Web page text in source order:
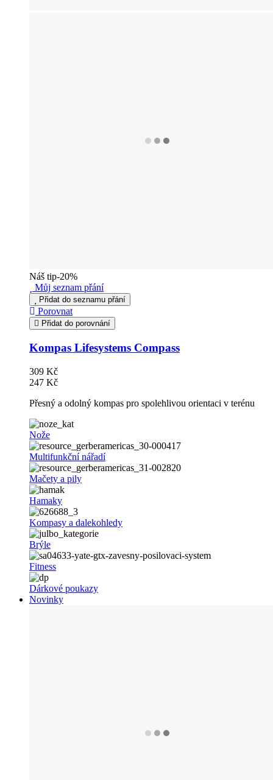
Náš tip-20%
Můj seznam přání
Přidat do seznamu přání
Porovnat
Přidat do porovnání
Kompas Lifesystems Compass
309 Kč
247 Kč
Přesný a odolný kompas pro spolehlivou orientaci v terénu
Nože
Multifunkční nářadí
Mačety a pily
Hamaky
Kompasy a dalekohledy
Brýle
Fitness
Dárkové poukazy
Novinky